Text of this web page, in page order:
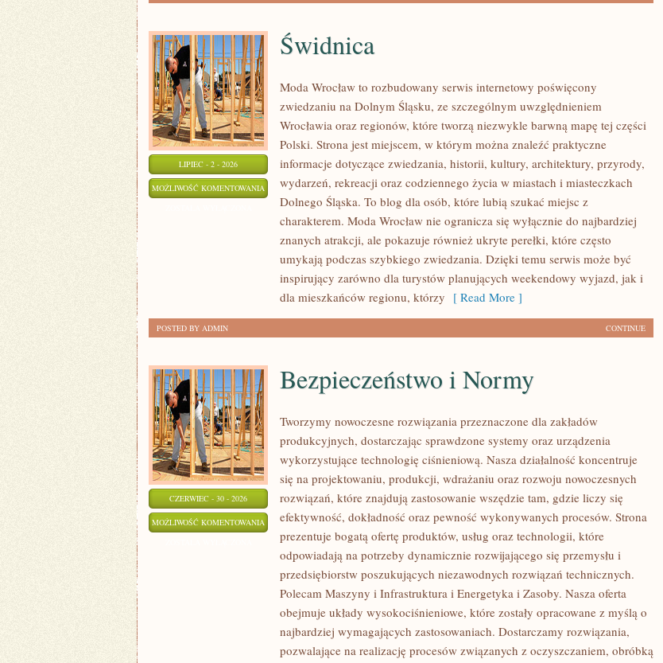
LIPIEC - 2 - 2026
MOŻLIWOŚĆ KOMENTOWANIA ŚWIDNICA
Świdnica
Moda Wrocław to rozbudowany serwis internetowy poświęcony
zwiedzaniu na Dolnym Śląsku, ze szczególnym uwzględnieniem
Wrocławia oraz regionów, które tworzą niezwykle barwną mapę tej części
Polski. Strona jest miejscem, w którym można znaleźć praktyczne
informacje dotyczące zwiedzania, historii, kultury, architektury, przyrody,
wydarzeń, rekreacji oraz codziennego życia w miastach i miasteczkach
Dolnego Śląska. To blog dla osób, które lubią szukać miejsc z
charakterem. Moda Wrocław nie ogranicza się wyłącznie do najbardziej
znanych atrakcji, ale pokazuje również ukryte perełki, które często
umykają podczas szybkiego zwiedzania. Dzięki temu serwis może być
inspirujący zarówno dla turystów planujących weekendowy wyjazd, jak i
dla mieszkańców regionu, którzy [ Read More ]
CONTINUE
POSTED BY ADMIN
CZERWIEC - 30 - 2026
MOŻLIWOŚĆ KOMENTOWANIA BEZPIECZEŃSTWO
NORMY
Bezpieczeństwo i Normy
Tworzymy nowoczesne rozwiązania przeznaczone dla zakładów
produkcyjnych, dostarczając sprawdzone systemy oraz urządzenia
wykorzystujące technologię ciśnieniową. Nasza działalność koncentruje
się na projektowaniu, produkcji, wdrażaniu oraz rozwoju nowoczesnych
rozwiązań, które znajdują zastosowanie wszędzie tam, gdzie liczy się
efektywność, dokładność oraz pewność wykonywanych procesów. Strona
prezentuje bogatą ofertę produktów, usług oraz technologii, które
odpowiadają na potrzeby dynamicznie rozwijającego się przemysłu i
przedsiębiorstw poszukujących niezawodnych rozwiązań technicznych.
Polecam Maszyny i Infrastruktura i Energetyka i Zasoby. Nasza oferta
obejmuje układy wysokociśnieniowe, które zostały opracowane z myślą o
najbardziej wymagających zastosowaniach. Dostarczamy rozwiązania,
pozwalające na realizację procesów związanych z oczyszczaniem, obróbką